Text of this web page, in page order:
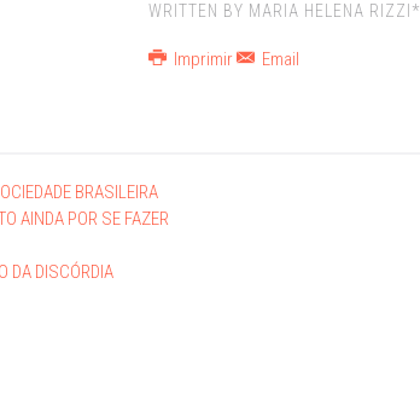
WRITTEN BY MARIA HELENA RIZZI*.
Imprimir Email
BRASILEIRA
AINDA POR SE FAZER
DA DISCÓRDIA